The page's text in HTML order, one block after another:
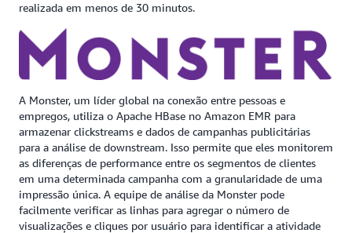
realizada em menos de 30 minutos.
A Monster, um líder global na conexão entre pessoas e
empregos, utiliza o Apache HBase no Amazon EMR para
armazenar clickstreams e dados de campanhas publicitárias
para a análise de downstream. Isso permite que eles monitorem
as diferenças de performance entre os segmentos de clientes
em uma determinada campanha com a granularidade de uma
impressão única. A equipe de análise da Monster pode
facilmente verificar as linhas para agregar o número de
visualizações e cliques por usuário para identificar a atividade